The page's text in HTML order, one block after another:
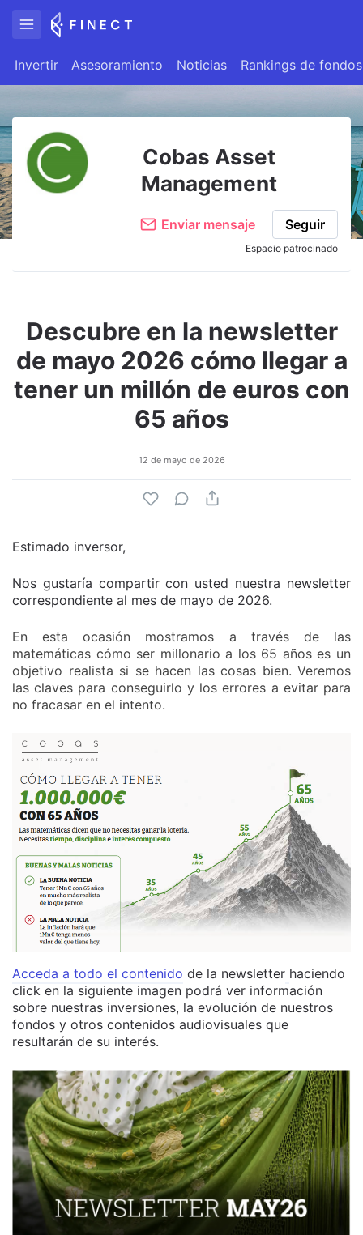
Invertir Asesoramiento Noticias Rankings de fondos
Cobas Asset
Management
Enviar mensaje Seguir
Espacio patrocinado
Descubre en la newsletter
de mayo 2026 cómo llegar a
tener un millón de euros con
65 años
12 de mayo de 2026
Estimado inversor,
Nos gustaría compartir con usted nuestra newsletter
correspondiente al mes de mayo de 2026.
En esta ocasión mostramos a través de las
matemáticas cómo ser millonario a los 65 años es un
objetivo realista si se hacen las cosas bien. Veremos
las claves para conseguirlo y los errores a evitar para
no fracasar en el intento.
Acceda a todo el contenido de la newsletter haciendo
click en la siguiente imagen podrá ver información
sobre nuestras inversiones, la evolución de nuestros
fondos y otros contenidos audiovisuales que
resultarán de su interés.